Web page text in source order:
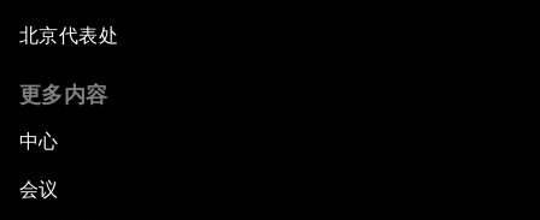
北京代表处
更多内容
中心
会议